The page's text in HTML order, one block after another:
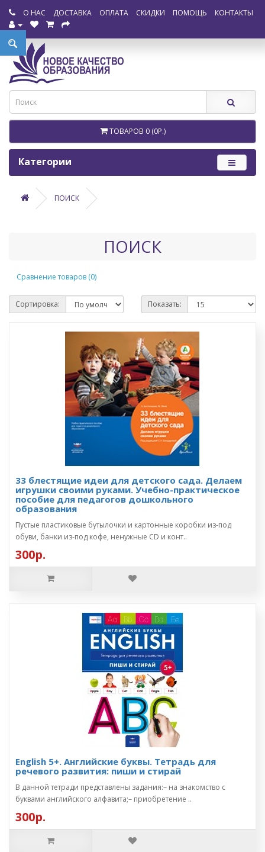
О НАС ДОСТАВКА ОПЛАТА СКИДКИ ПОМОЩЬ КОНТАКТЫ
ТОВАРОВ 0 (0Р.)
Категории
ПОИСК
ПОИСК
Сравнение товаров (0)
Сортировка: Показать:
33 блестящие идеи для детского сада. Делаем
игрушки своими руками. Учебно-практическое
пособие для педагогов дошкольного
образования
Пустые пластиковые бутылочки и картонные коробки из-под
обуви, банки из-под кофе, ненужные CD и конт..
300р.
English 5+. Английские буквы. Тетрадь для
речевого развития: пиши и стирай
В данной тетради представлены задания:– на знакомство с
буквами английского алфавита;– приобретение ..
300р.